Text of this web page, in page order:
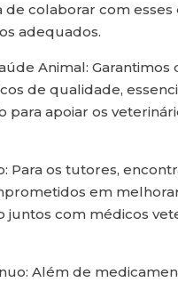
colaborar com
adequados.
Animal:
de qualidade,
para apoiar os
Para os tutores,
em
juntos com médicos
Além de